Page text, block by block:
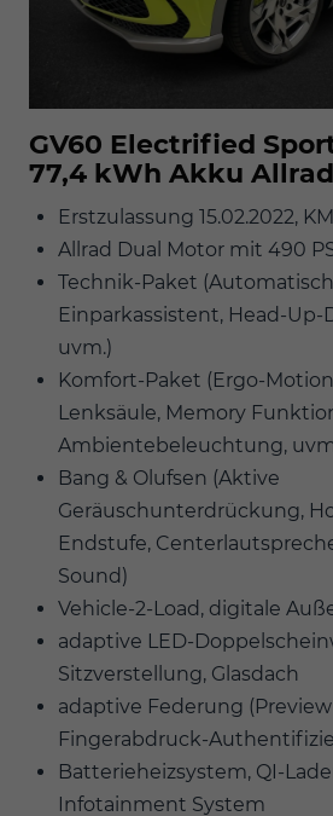
GV60 Electrified
77,4 kWh Akku Allrad
Erstzulassung 15.02.2022,
Allrad Dual Motor mit 490
Technik-Paket
Einparkassistent, Head-Up-
uvm.)
Komfort-Paket (Ergo-
Lenksäule, Memory
Ambientebeleuchtung,
Bang & Olufsen (Aktive
Geräuschunterdrückung,
Endstufe,
Sound)
Vehicle-2-Load, digitale
adaptive LED-
Sitzverstellung, Glasdach
adaptive Federung (Preview
Fingerabdruck-
Batterieheizsystem, QI-
Infotainment System